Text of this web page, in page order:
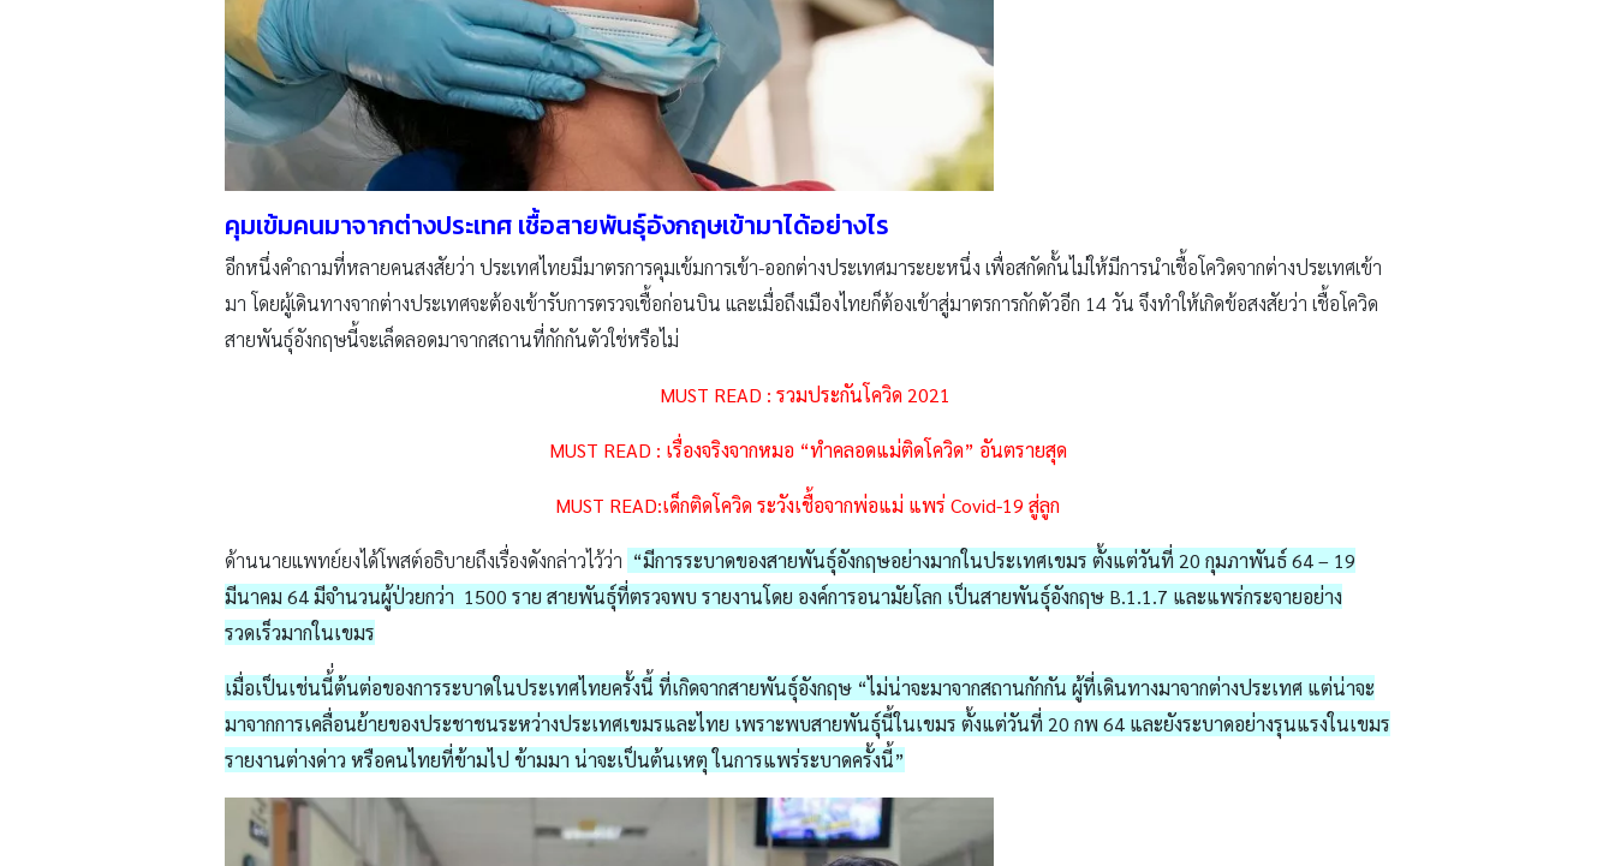
คุมเข้มคนมาจากต่างประเทศ เชื้อสายพันธุ์อังกฤษเข้ามาได้อย่างไร
อีกหนึ่งคำถามที่หลายคนสงสัยว่า ประเทศไทยมีมาตรการคุมเข้มการเข้า-ออกต่างประเทศมาระยะหนึ่ง เพื่อสกัดกั้นไม่ให้มีการนำเชื้อโควิดจากต่างประเทศเข้า
มา โดยผู้เดินทางจากต่างประเทศจะต้องเข้ารับการตรวจเชื้อก่อนบิน และเมื่อถึงเมืองไทยก็ต้องเข้าสู่มาตรการกักตัวอีก 14 วัน จึงทำให้เกิดข้อสงสัยว่า เชื้อโควิด
สายพันธุ์อังกฤษนี้จะเล็ดลอดมาจากสถานที่กักกันตัวใช่หรือไม่
MUST READ : รวมประกันโควิด 2021
MUST READ : เรื่องจริงจากหมอ “ทำคลอดแม่ติดโควิด” อันตรายสุด
MUST READ:เด็กติดโควิด ระวังเชื้อจากพ่อแม่ แพร่ Covid-19 สู่ลูก
ด้านนายแพทย์ยงได้โพสต์อธิบายถึงเรื่องดังกล่าวไว้ว่า “มีการระบาดของสายพันธุ์อังกฤษอย่างมากในประเทศเขมร ตั้งแต่วันที่ 20 กุมภาพันธ์ 64 – 19
มีนาคม 64 มีจำนวนผู้ป่วยกว่า 1500 ราย สายพันธุ์ที่ตรวจพบ รายงานโดย องค์การอนามัยโลก เป็นสายพันธุ์อังกฤษ B.1.1.7 และแพร่กระจายอย่าง
รวดเร็วมากในเขมร
เมื่อเป็นเช่นนี้่ต้นต่อของการระบาดในประเทศไทยครั้งนี้ ที่เกิดจากสายพันธุ์อังกฤษ “ไม่น่าจะมาจากสถานกักกัน ผู้ที่เดินทางมาจากต่างประเทศ แต่น่าจะ
มาจากการเคลื่อนย้ายของประชาชนระหว่างประเทศเขมรและไทย เพราะพบสายพันธุ์นี้ในเขมร ตั้งแต่วันที่ 20 กพ 64 และยังระบาดอย่างรุนแรงในเขมร
รายงานต่างด่าว หรือคนไทยที่ข้ามไป ข้ามมา น่าจะเป็นต้นเหตุ ในการแพร่ระบาดครั้งนี้”